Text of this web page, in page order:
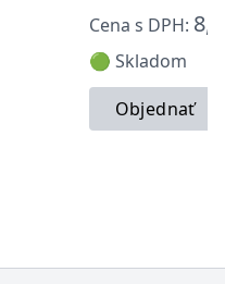
Cena s DPH:
🟢 Skladom
Objednať